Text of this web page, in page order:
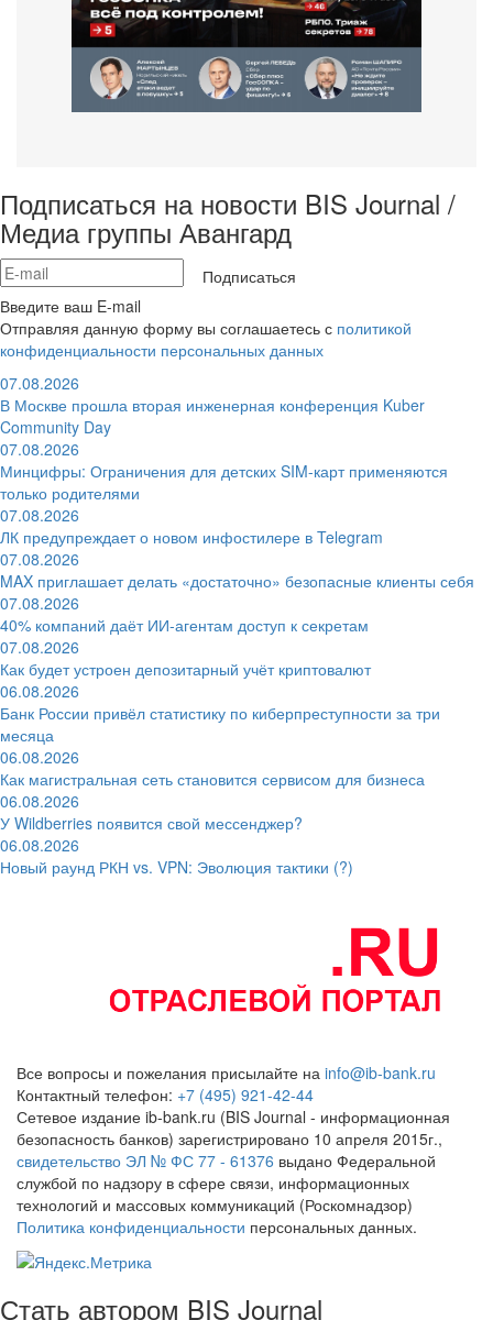
Подписаться на новости BIS Journal /
Медиа группы Авангард
Подписаться
Введите ваш E-mail
Отправляя данную форму вы соглашаетесь с политикой
конфиденциальности персональных данных
07.08.2026
В Москве прошла вторая инженерная конференция Kuber
Community Day
07.08.2026
Минцифры: Ограничения для детских SIM-карт применяются
только родителями
07.08.2026
ЛК предупреждает о новом инфостилере в Telegram
07.08.2026
MAX приглашает делать «достаточно» безопасные клиенты себя
07.08.2026
40% компаний даёт ИИ‑агентам доступ к секретам
07.08.2026
Как будет устроен депозитарный учёт криптовалют
06.08.2026
Банк России привёл статистику по киберпреступности за три
месяца
06.08.2026
Как магистральная сеть становится сервисом для бизнеса
06.08.2026
У Wildberries появится свой мессенджер?
06.08.2026
Новый раунд РКН vs. VPN: Эволюция тактики (?)
Все вопросы и пожелания присылайте на info@ib-bank.ru
Контактный телефон: +7 (495) 921-42-44
Сетевое издание ib-bank.ru (BIS Journal - информационная
безопасность банков) зарегистрировано 10 апреля 2015г.,
свидетельство ЭЛ № ФС 77 - 61376 выдано Федеральной
службой по надзору в сфере связи, информационных
технологий и массовых коммуникаций (Роскомнадзор)
Политика конфиденциальности персональных данных.
Стать автором BIS Journal